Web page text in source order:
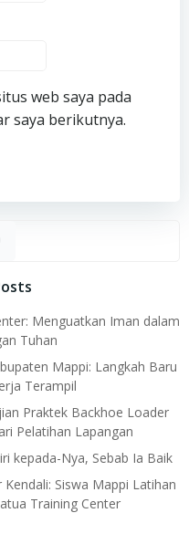
web saya pada
saya berikutnya.
Menguatkan Iman dalam
Tuhan
Mappi: Langkah Baru
Terampil
Praktek Backhoe Loader
Pelatihan Lapangan
kepada-Nya, Sebab Ia Baik
Siswa Mappi Latihan
Training Center